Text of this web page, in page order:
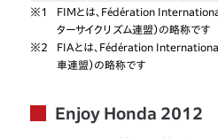
※1
FIMとは、Fédération
ターサイクリズム連盟）の略称です
※2
FIAとは、Fédération
車連盟）の略称です
Enjoy Honda 2012